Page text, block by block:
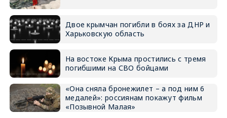
Двое крымчан погибли в боях за ДНР и
Харьковскую область
На востоке Крыма простились с тремя
погибшими на СВО бойцами
«Она сняла бронежилет – а под ним 6
медалей»: россиянам покажут фильм
«Позывной Малая»